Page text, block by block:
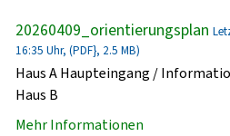
20260409_orientierungsplan
16:35 Uhr, (PDF}, 2.5 MB)
Haus A Haupteingang /
Haus B
Mehr Informationen